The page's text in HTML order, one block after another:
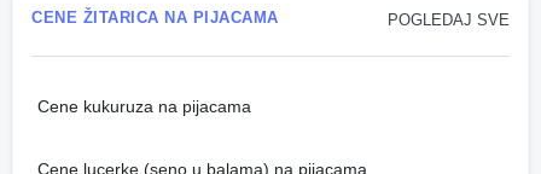
POGLEDAJ SVE
CENE ŽITARICA NA PIJACAMA
Cene kukuruza na pijacama
Cene lucerke (seno u balama) na pijacama